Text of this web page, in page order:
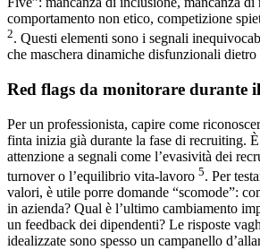
comportamento non etico, competizione
2. Questi elementi sono i segnali
che maschera dinamiche disfunzionali
Red flags da monitorare durante
Per un professionista, capire come
finta inizia già durante la fase di recruiting.
attenzione a segnali come l’evasività dei
turnover o l’equilibrio vita-lavoro 5. Per
valori, è utile porre domande “scomode”:
in azienda? Qual è l’ultimo cambiamento
un feedback dei dipendenti? Le risposte
idealizzate sono spesso un campanello